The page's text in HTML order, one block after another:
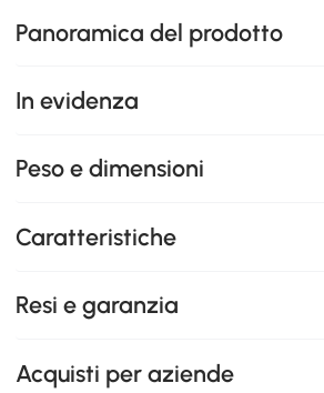
Panoramica del prodotto
In evidenza
Peso e dimensioni
Caratteristiche
Resi e garanzia
Acquisti per aziende